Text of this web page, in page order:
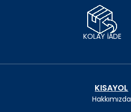
KOLAY İADE
KISAYOL
Hakkımızda